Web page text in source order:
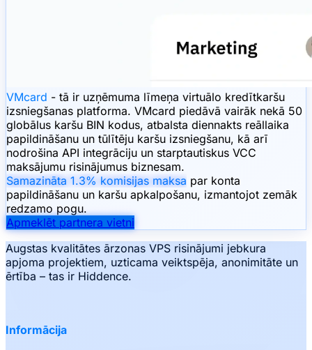
VMcard - tā ir uzņēmuma līmeņa virtuālo kredītkaršu
izsniegšanas platforma. VMcard piedāvā vairāk nekā 50
globālus karšu BIN kodus, atbalsta diennakts reāllaika
papildināšanu un tūlītēju karšu izsniegšanu, kā arī
nodrošina API integrāciju un starptautiskus VCC
maksājumu risinājumus biznesam.
Samazināta 1.3% komisijas maksa par konta
papildināšanu un karšu apkalpošanu, izmantojot zemāk
redzamo pogu.
Apmeklēt partnera vietni
Augstas kvalitātes ārzonas VPS risinājumi jebkura
apjoma projektiem, uzticama veiktspēja, anonimitāte un
ērtība – tas ir Hiddence.
Informācija